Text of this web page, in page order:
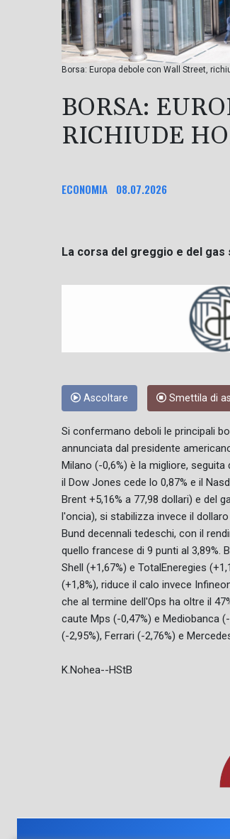
Borsa: Europa debole con Wall Street,
BORSA:
RICHIUDE
ECONOMIA 08.07.2026
La corsa del greggio e del
Ascoltare Smettila di
Si confermano deboli le principali
annunciata dal presidente
Milano (-0,6%) è la migliore, seguita
il Dow Jones cede lo 0,87% e il
Brent +5,16% a 77,98 dollari) e del
l'oncia), si stabilizza invece il
Bund decennali tedeschi, con il
quello francese di 9 punti al 3,89%.
Shell (+1,67%) e TotalEneregies
(+1,8%), riduce il calo invece
che al termine dell'Ops ha oltre il
caute Mps (-0,47%) e Mediobanca
(-2,95%), Ferrari (-2,76%) e
K.Nohea--HStB